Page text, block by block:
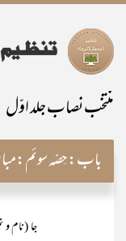
منتخب نصاب جلد اوّل
باب:حِصّہ
جا (نام و